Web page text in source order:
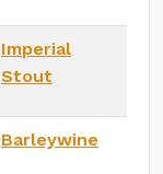
Imperial
Stout
Barleywine